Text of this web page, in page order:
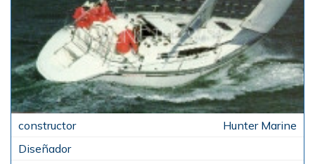
Hunter Marine